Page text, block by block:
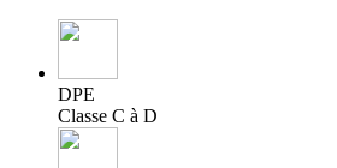
DPE
Classe C à D